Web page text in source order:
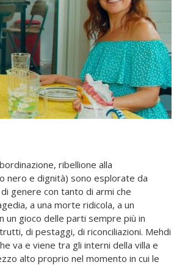
ribellione alla
nero e dignità) sono esplorate da
genere con tanto di armi che
a una morte ridicola, a un
un gioco delle parti sempre più in
di pestaggi, di riconciliazioni. Mehdi
va e viene tra gli interni della villa e
alto proprio nel momento in cui le